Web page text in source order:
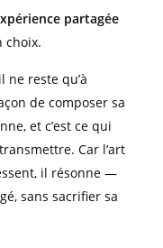
partagée
choix.
ne reste qu’à
de composer sa
et c’est ce qui
Car l’art
il résonne —
sans sacrifier sa